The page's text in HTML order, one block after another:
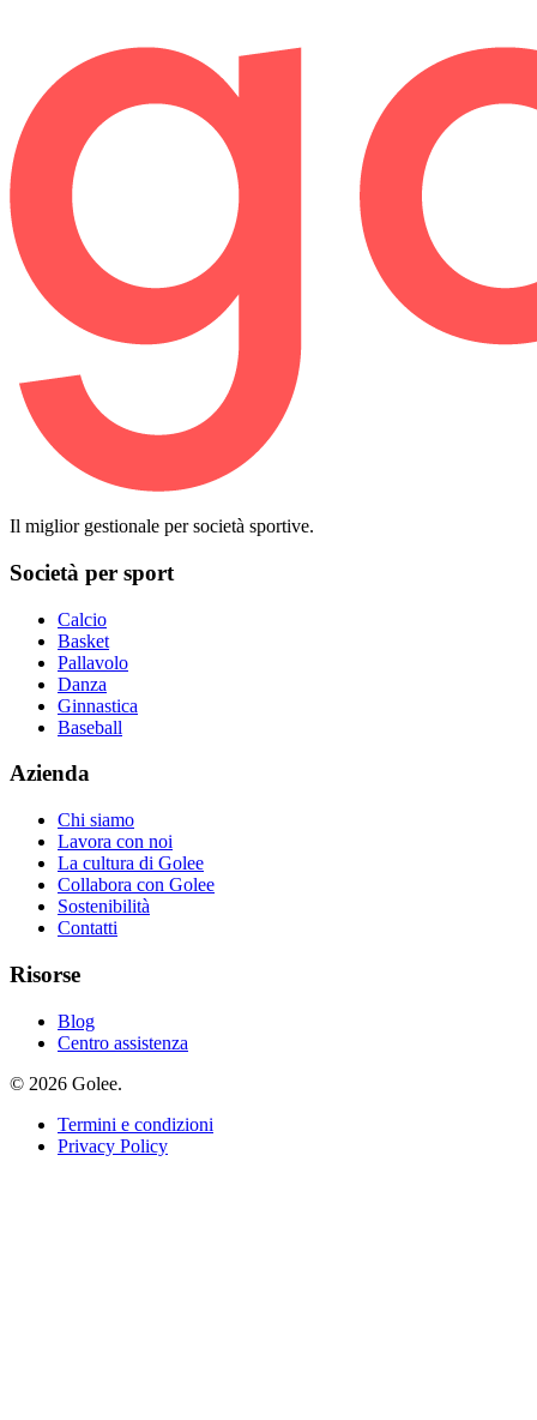
Il miglior gestionale per società sportive.
Società per sport
Calcio
Basket
Pallavolo
Danza
Ginnastica
Baseball
Azienda
Chi siamo
Lavora con noi
La cultura di Golee
Collabora con Golee
Sostenibilità
Contatti
Risorse
Blog
Centro assistenza
© 2026 Golee.
Termini e condizioni
Privacy Policy